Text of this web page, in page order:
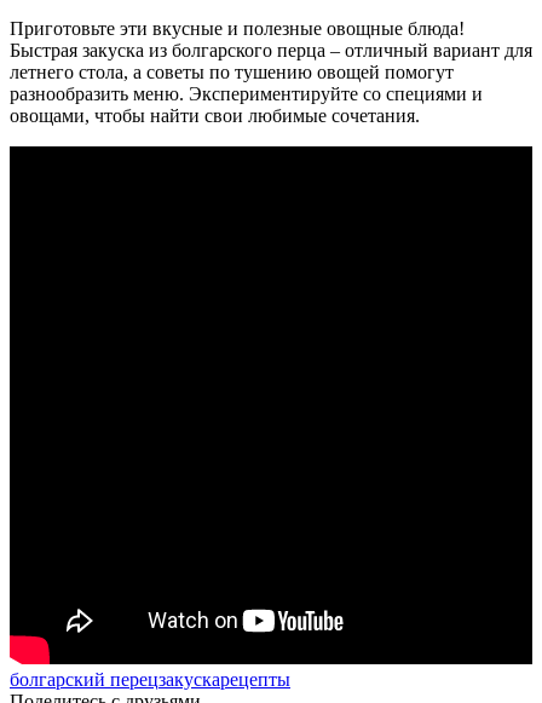
Приготовьте эти вкусные и полезные овощные блюда!
Быстрая закуска из болгарского перца – отличный вариант для
летнего стола, а советы по тушению овощей помогут
разнообразить меню. Экспериментируйте со специями и
овощами, чтобы найти свои любимые сочетания.
болгарский перецзакускарецепты